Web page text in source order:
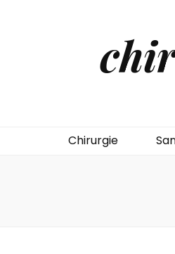
Chirurgie